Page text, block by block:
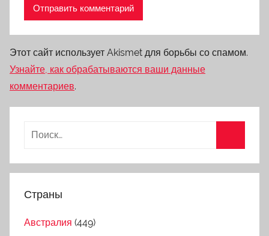
Этот сайт использует Akismet для борьбы со спамом.
Узнайте, как обрабатываются ваши данные
комментариев.
Страны
Австралия (449)